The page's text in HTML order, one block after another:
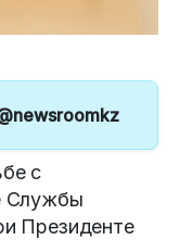
с
Службы
Президенте